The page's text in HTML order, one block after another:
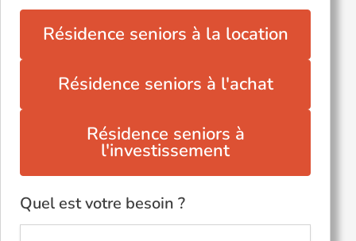
Résidence seniors à la location
Résidence seniors à l'achat
Résidence seniors à
l'investissement
Quel est votre besoin ?